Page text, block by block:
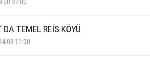
00:37:00
DA TEMEL REİS KÖYÜ
08:11:00